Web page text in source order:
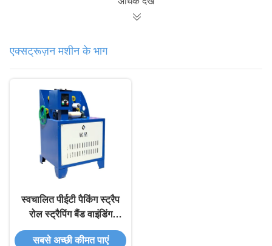
एक्सट्रूज़न मशीन के भाग
स्वचालित पीईटी पैकिंग स्ट्रैप
रोल स्ट्रैपिंग बैंड वाइंडिंग
मशीन
सबसे अच्छी कीमत पाएं